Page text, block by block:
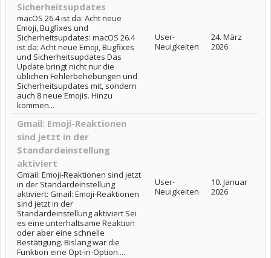
Sicherheitsupdates
macOS 26.4 ist da: Acht neue
Emoji, Bugfixes und
Sicherheitsupdates: macOS 26.4
ist da: Acht neue Emoji, Bugfixes
und Sicherheitsupdates Das
Update bringt nicht nur die
üblichen Fehlerbehebungen und
Sicherheitsupdates mit, sondern
auch 8 neue Emojis. Hinzu
kommen...
User-
Neuigkeiten
24. März
2026
Gmail: Emoji-Reaktionen
sind jetzt in der
Standardeinstellung
aktiviert
Gmail: Emoji-Reaktionen sind jetzt
in der Standardeinstellung
aktiviert: Gmail: Emoji-Reaktionen
sind jetzt in der
Standardeinstellung aktiviert Sei
es eine unterhaltsame Reaktion
oder aber eine schnelle
Bestätigung. Bislang war die
Funktion eine Opt-in-Option....
User-
Neuigkeiten
10. Januar
2026